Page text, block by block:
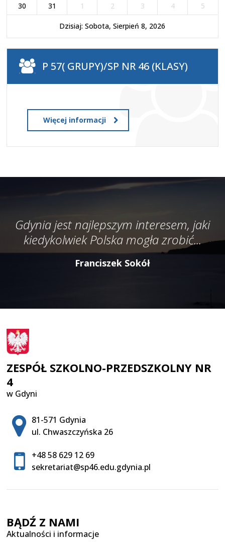
30
31 1 2 3 4 5
Dzisiaj: Sobota, Sierpień 8, 2026
P 57( GRUPY)/SP NR 46 (KLASY)
Więcej informacji
Gdynia jest najlepszym interesem, jaki
kiedykolwiek Polska mogła zrobić...
Franciszek Sokół
ZESPÓŁ SZKOLNO-PRZEDSZKOLNY NR
4
w Gdyni
Adres pocztowy:
81-571 Gdynia
ul. Chwaszczyńska 26
+48 58 629 12 69
sekretariat@sp46.edu.gdynia.pl
BĄDŹ Z NAMI
Aktualności i informacje